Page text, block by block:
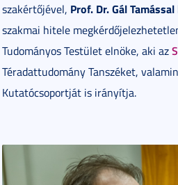
szakértőjével, Prof. Dr. Gál Tamással
szakmai hitele
Tudományos Testület elnöke, aki az
Téradattudomány Tanszéket,
Kutatócsoportját is irányítja.